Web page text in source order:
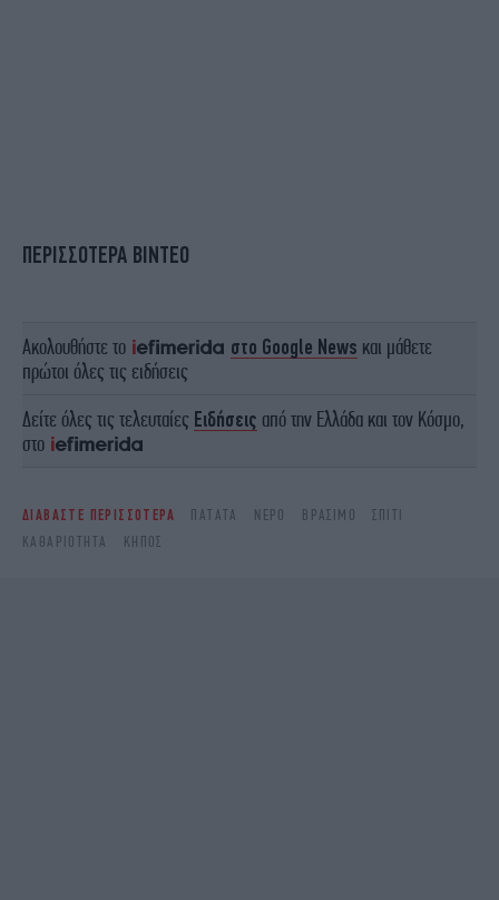
ΠΕΡΙΣΣΟΤΕΡΑ ΒΙΝΤΕΟ
Ακολουθήστε το στο Google News και μάθετε
πρώτοι όλες τις ειδήσεις
Δείτε όλες τις τελευταίες Ειδήσεις από την Ελλάδα και τον Κόσμο,
στο
ΔΙΑΒΑΣΤΕ ΠΕΡΙΣΣΟΤΕΡΑ ΠΑΤΆΤΑ ΝΕΡΌ ΒΡΆΣΙΜΟ
ΣΠΊΤΙ
ΚΑΘΑΡΙΌΤΗΤΑ
ΚΉΠΟΣ